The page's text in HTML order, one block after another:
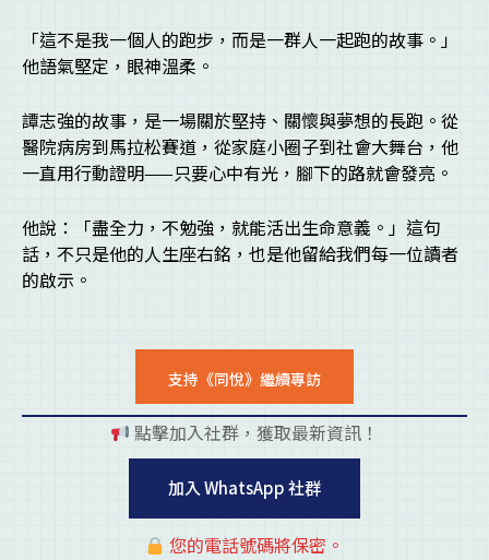
「這不是我一個人的跑步，而是一群人一起跑的故事。」
他語氣堅定，眼神溫柔。
譚志強的故事，是一場關於堅持、關懷與夢想的長跑。從
醫院病房到馬拉松賽道，從家庭小圈子到社會大舞台，他
一直用行動證明——只要心中有光，腳下的路就會發亮。
他說：「盡全力，不勉強，就能活出生命意義。」這句
話，不只是他的人生座右銘，也是他留給我們每一位讀者
的啟示。
支持《同悅》繼續專訪
點擊加入社群，獲取最新資訊！
加入 WhatsApp 社群
您的電話號碼將保密。